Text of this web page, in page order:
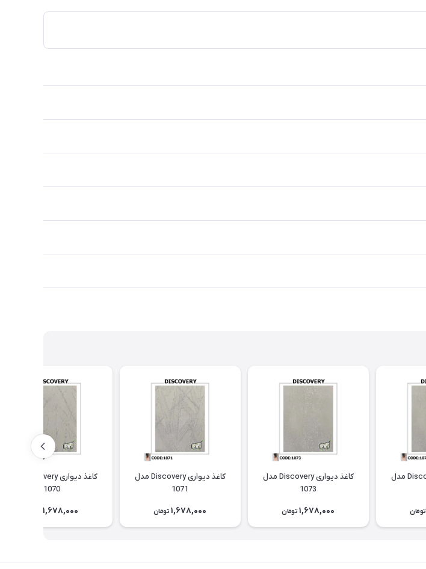
کاغذ دیواری Discovery مدل
تومان
کاغذ دیواری Discovery مدل
1073
1,678,000 تومان
کاغذ دیواری Discovery مدل
1071
1,678,000 تومان
1070
1,678,000